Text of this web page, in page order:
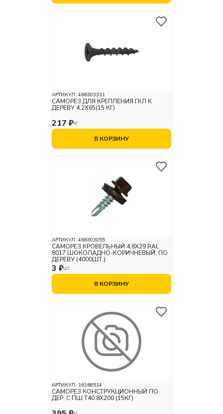
АРТИКУЛ: 466303331
САМОРЕЗ ДЛЯ КРЕПЛЕНИЯ ГКЛ К
ДЕРЕВУ 4,2X65(15 КГ)
217 ₽КГ
В КОРЗИНУ
АРТИКУЛ: 466303055
САМОРЕЗ КРОВЕЛЬНЫЙ 4,8X29 RAL
8017 ШОКОЛАДНО-КОРИЧНЕВЫЙ, ПО
ДЕРЕВУ (4000ШТ.)
3 ₽ШТ
В КОРЗИНУ
АРТИКУЛ: 16168514
САМОРЕЗ КОНСТРУКЦИОННЫЙ ПО
ДЕР. С ПШ Т40 8Х200 (15КГ)